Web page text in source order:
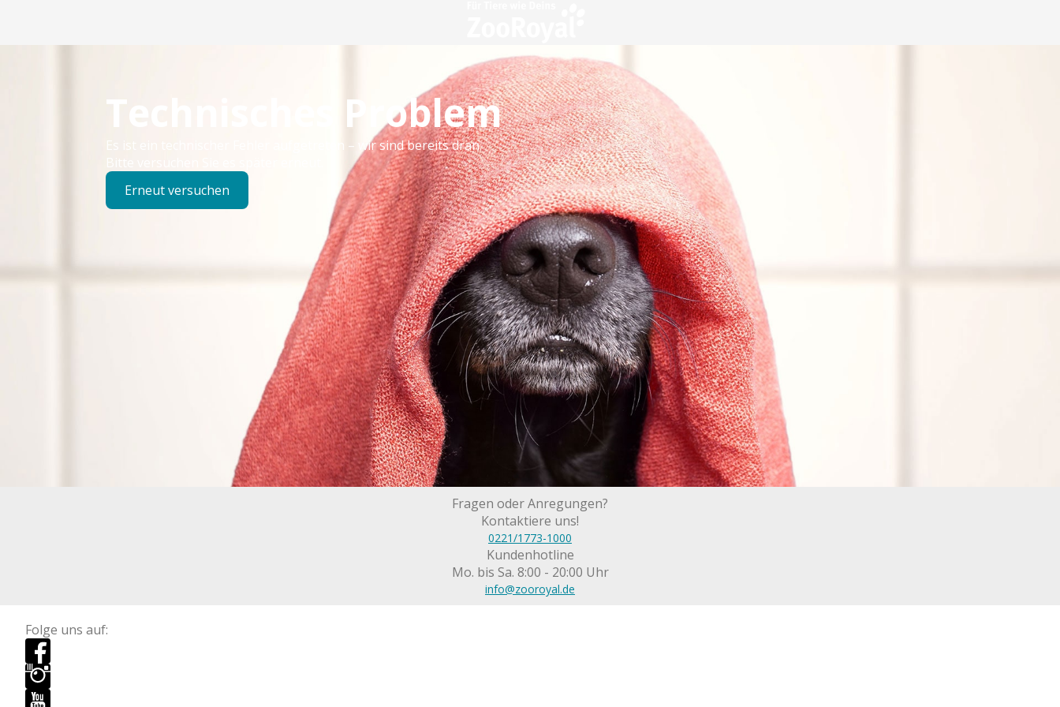
Technisches Problem
Es ist ein technischer Fehler aufgetreten – wir sind bereits dran.
Bitte versuchen Sie es später erneut.
Erneut versuchen
Fragen oder Anregungen?
Kontaktiere uns!
0221/1773-1000
Kundenhotline
Mo. bis Sa. 8:00 - 20:00 Uhr
info@zooroyal.de
Folge uns auf: